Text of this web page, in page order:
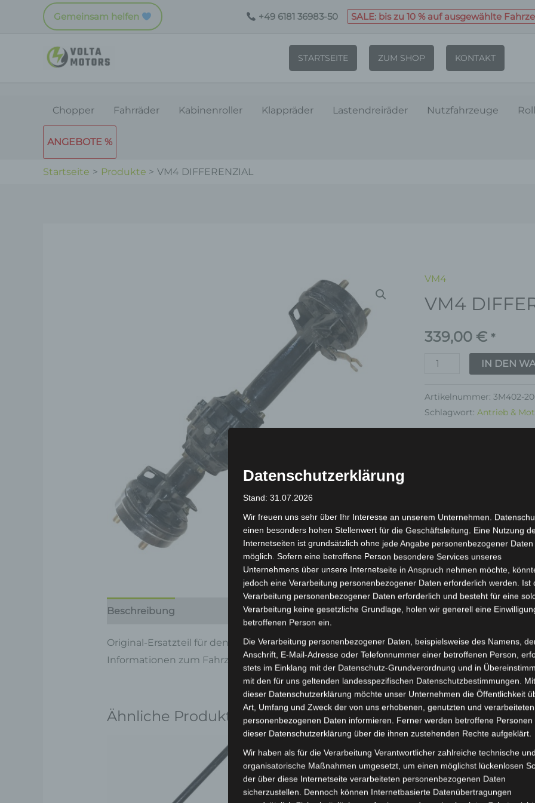
Gemeinsam helfen +49 6181 36983-50 SALE: bis zu 10 % auf ausgewählte
STARTSEITE ZUM SHOP KONTAKT
Chopper Fahrräder Kabinenroller Klappräder Lastendreiräder Nutzfahrzeuge
ANGEBOTE %
Startseite Produkte VM4 DIFFERENZIAL
VM4
VM4
339,00 € *
VM4
DIFFERENZIAL
IN DEN
Artikelnummer:3M402-
Schlagwort:Antrieb &
inkl. 19 % MwSt.
Lieferzeit:Versandfertig
Beschreibung Produktsicherheit Rezensionen (0)
Original-Ersatzteil für den 3-Rad Seniorenmobil VM4. Differenzial für optimale
Informationen zum Fahrzeug findest du hier:Volta Motor 3-Rad Seniorenmobil VM4.
Ähnliche Produkte
Datenschutzerklärung
Stand: 31.07.2026
Wir freuen uns sehr über Ihr Interesse an unserem Unternehmen.
einen besonders hohen Stellenwert für die Geschäftsleitung. Eine Nutzung
Internetseiten ist grundsätzlich ohne jede Angabe personenbezogener Daten
möglich. Sofern eine betroffene Person besondere Services unseres
Unternehmens über unsere Internetseite in Anspruch nehmen möchte,
jedoch eine Verarbeitung personenbezogener Daten erforderlich werden. Ist
Verarbeitung personenbezogener Daten erforderlich und besteht für eine
Verarbeitung keine gesetzliche Grundlage, holen wir generell eine
betroffenen Person ein.
Die Verarbeitung personenbezogener Daten, beispielsweise des Namens,
Anschrift, E-Mail-Adresse oder Telefonnummer einer betroffenen Person,
stets im Einklang mit der Datenschutz-Grundverordnung und in
mit den für uns geltenden landesspezifischen Datenschutzbestimmungen.
dieser Datenschutzerklärung möchte unser Unternehmen die Öffentlichkeit
Art, Umfang und Zweck der von uns erhobenen, genutzten und verarbeiteten
personenbezogenen Daten informieren. Ferner werden betroffene Personen
dieser Datenschutzerklärung über die ihnen zustehenden Rechte aufgeklärt.
Wir haben als für die Verarbeitung Verantwortlicher zahlreiche technische und
organisatorische Maßnahmen umgesetzt, um einen möglichst lückenlosen
der über diese Internetseite verarbeiteten personenbezogenen Daten
sicherzustellen. Dennoch können Internetbasierte Datenübertragungen